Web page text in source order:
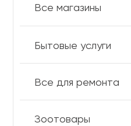
Все магазины
Бытовые услуги
Все для ремонта
Зоотовары